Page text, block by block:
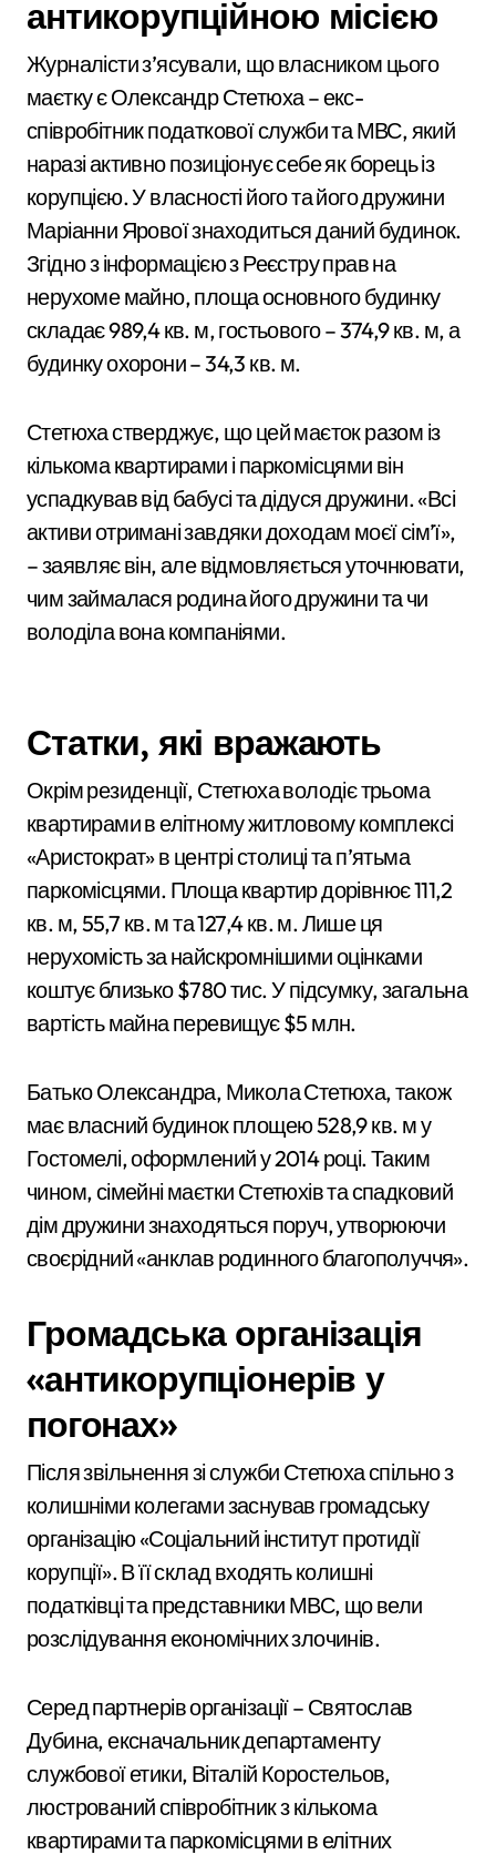
антикорупційною місією
Журналісти з’ясували, що власником цього
маєтку є Олександр Стетюха – екс-
співробітник податкової служби та МВС, який
наразі активно позиціонує себе як борець із
корупцією. У власності його та його дружини
Маріанни Ярової знаходиться даний будинок.
Згідно з інформацією з Реєстру прав на
нерухоме майно, площа основного будинку
складає 989,4 кв. м, гостьового – 374,9 кв. м, а
будинку охорони – 34,3 кв. м.
Стетюха стверджує, що цей маєток разом із
кількома квартирами і паркомісцями він
успадкував від бабусі та дідуся дружини. «Всі
активи отримані завдяки доходам моєї сім’ї»,
– заявляє він, але відмовляється уточнювати,
чим займалася родина його дружини та чи
володіла вона компаніями.
Статки, які вражають
Окрім резиденції, Стетюха володіє трьома
квартирами в елітному житловому комплексі
«Аристократ» в центрі столиці та п’ятьма
паркомісцями. Площа квартир дорівнює 111,2
кв. м, 55,7 кв. м та 127,4 кв. м. Лише ця
нерухомість за найскромнішими оцінками
коштує близько $780 тис. У підсумку, загальна
вартість майна перевищує $5 млн.
Батько Олександра, Микола Стетюха, також
має власний будинок площею 528,9 кв. м у
Гостомелі, оформлений у 2014 році. Таким
чином, сімейні маєтки Стетюхів та спадковий
дім дружини знаходяться поруч, утворюючи
своєрідний «анклав родинного благополуччя».
Громадська організація
«антикорупціонерів у
погонах»
Після звільнення зі служби Стетюха спільно з
колишніми колегами заснував громадську
організацію «Соціальний інститут протидії
корупції». В її склад входять колишні
податківці та представники МВС, що вели
розслідування економічних злочинів.
Серед партнерів організації – Святослав
Дубина, ексначальник департаменту
службової етики, Віталій Коростельов,
люстрований співробітник з кількома
квартирами та паркомісцями в елітних